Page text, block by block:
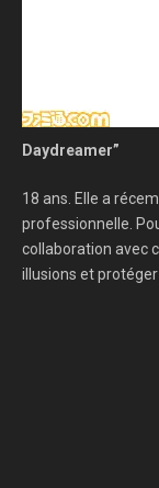
Daydreamer”
18 ans. Elle a
professionnelle.
collaboration avec
illusions et